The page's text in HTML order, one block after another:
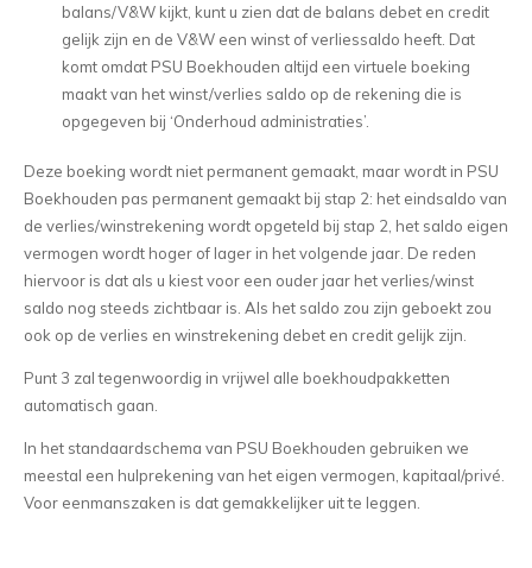
balans/V&W kijkt, kunt u zien dat de balans debet en credit
gelijk zijn en de V&W een winst of verliessaldo heeft. Dat
komt omdat PSU Boekhouden altijd een virtuele boeking
maakt van het winst/verlies saldo op de rekening die is
opgegeven bij ‘Onderhoud administraties’.
Deze boeking wordt niet permanent gemaakt, maar wordt in PSU
Boekhouden pas permanent gemaakt bij stap 2: het eindsaldo van
de verlies/winstrekening wordt opgeteld bij stap 2, het saldo eigen
vermogen wordt hoger of lager in het volgende jaar. De reden
hiervoor is dat als u kiest voor een ouder jaar het verlies/winst
saldo nog steeds zichtbaar is. Als het saldo zou zijn geboekt zou
ook op de verlies en winstrekening debet en credit gelijk zijn.
Punt 3 zal tegenwoordig in vrijwel alle boekhoudpakketten
automatisch gaan.
In het standaardschema van PSU Boekhouden gebruiken we
meestal een hulprekening van het eigen vermogen, kapitaal/privé.
Voor eenmanszaken is dat gemakkelijker uit te leggen.